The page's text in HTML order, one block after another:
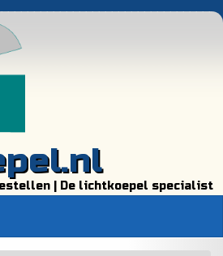
| De lichtkoepel specialist